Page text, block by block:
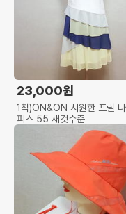
23,000원
1착)ON&ON 시원한 프릴
피스 55 새것수준